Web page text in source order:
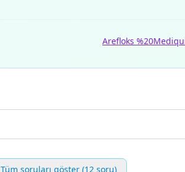
Arefloks %20
Tüm soruları göster (12 soru)